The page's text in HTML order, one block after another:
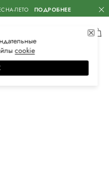
ЛЕТО ПОДРОБНЕЕ
сооkiе